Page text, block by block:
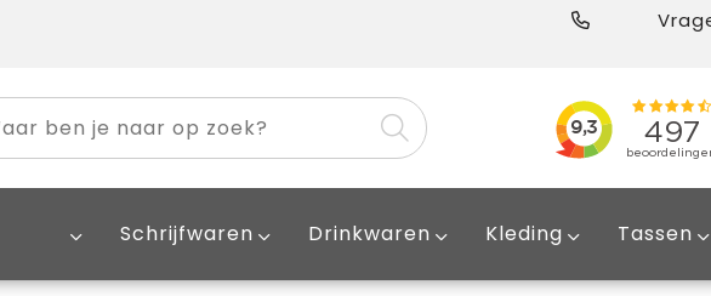
Schrijfwaren Drinkwaren Kleding Tassen